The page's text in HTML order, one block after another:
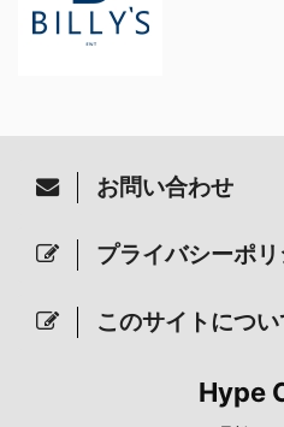
お問い合わせ
プライバシーポ
このサイトについ
Hype